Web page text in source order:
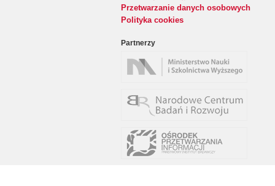
Przetwarzanie danych osobowych
Polityka cookies
Partnerzy